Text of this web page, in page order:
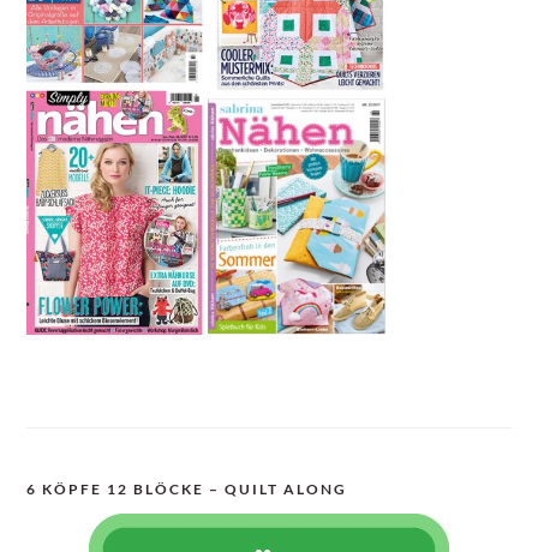
6 KÖPFE 12 BLÖCKE – QUILT ALONG